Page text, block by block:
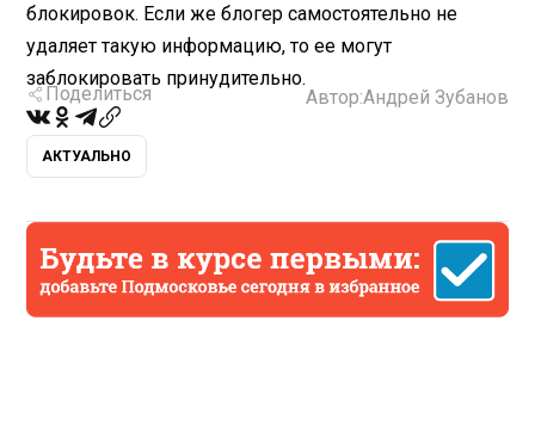
блокировок. Если же блогер самостоятельно не
удаляет такую информацию, то ее могут
заблокировать принудительно.
Поделиться Автор:Андрей Зубанов
АКТУАЛЬНО